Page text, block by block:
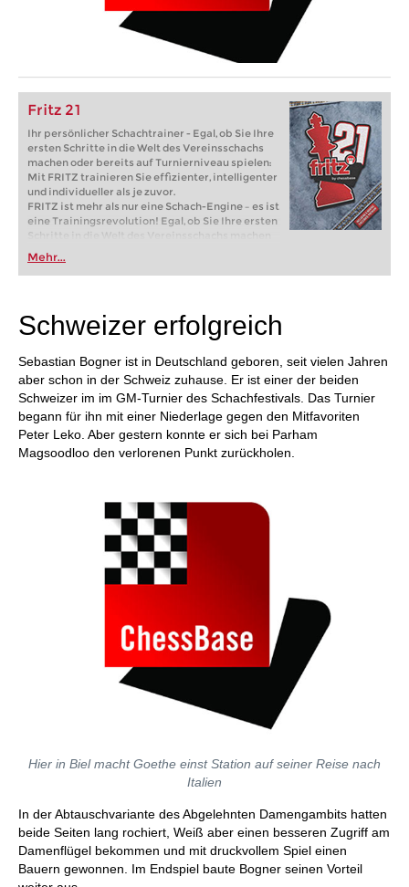
Fritz 21
Ihr persönlicher Schachtrainer - Egal, ob Sie Ihre
ersten Schritte in die Welt des Vereinsschachs
machen oder bereits auf Turnierniveau spielen:
Mit FRITZ trainieren Sie effizienter, intelligenter
und individueller als je zuvor.
FRITZ ist mehr als nur eine Schach-Engine – es ist
eine Trainingsrevolution! Egal, ob Sie Ihre ersten
Schritte in die Welt des Vereinsschachs machen
oder bereits auf Turnierniveau spielen: Mit
FRITZ trainieren Sie effizienter, intelligenter und
individueller als je zuvor.
Mehr...
Schweizer erfolgreich
Sebastian Bogner ist in Deutschland geboren, seit vielen Jahren
aber schon in der Schweiz zuhause. Er ist einer der beiden
Schweizer im im GM-Turnier des Schachfestivals. Das Turnier
begann für ihn mit einer Niederlage gegen den Mitfavoriten
Peter Leko. Aber gestern konnte er sich bei Parham
Magsoodloo den verlorenen Punkt zurückholen.
Hier in Biel macht Goethe einst Station auf seiner Reise nach
Italien
In der Abtauschvariante des Abgelehnten Damengambits hatten
beide Seiten lang rochiert, Weiß aber einen besseren Zugriff am
Damenflügel bekommen und mit druckvollem Spiel einen
Bauern gewonnen. Im Endspiel baute Bogner seinen Vorteil